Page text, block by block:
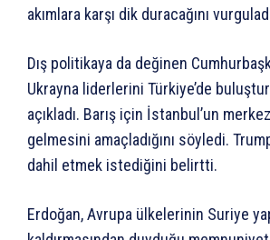
akımlara karşı dik duracağını
Dış politikaya da değinen
Ukrayna liderlerini Türkiye’de
açıkladı. Barış için İstanbul’un
gelmesini amaçladığını söyledi.
dahil etmek istediğini belirtti.
Erdoğan, Avrupa ülkelerinin Suriye